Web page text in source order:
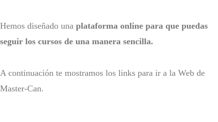
Hemos diseñado una plataforma online para que puedas
seguir los cursos de una manera sencilla.
A continuación te mostramos los links para ir a la Web de
Master-Can.